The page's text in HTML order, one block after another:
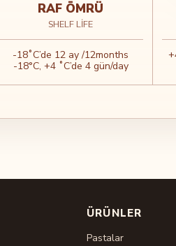
RAF ÖMRÜ
SHELF LIFE
-18˚C’de 12 ay /12months
-18°C, +4 ˚C’de 4 gün/day
ÜRÜNLER
Pastalar